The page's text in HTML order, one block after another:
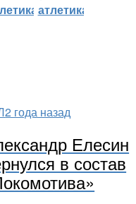
атлетика)
2 года назад
Елесин
в состав